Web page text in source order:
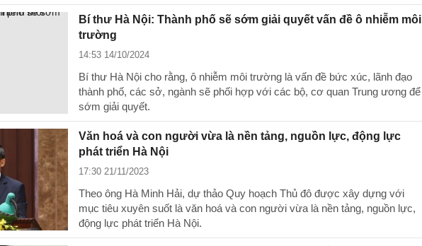
Bí thư Hà Nội: Thành phố sẽ sớm giải quyết vấn đề ô nhiễm môi
trường
14:53 14/10/2024
Bí thư Hà Nội cho rằng, ô nhiễm môi trường là vấn đề bức xúc, lãnh đạo
thành phố, các sở, ngành sẽ phối hợp với các bộ, cơ quan Trung ương để
sớm giải quyết.
Văn hoá và con người vừa là nền tảng, nguồn lực, động lực
phát triển Hà Nội
17:30 21/11/2023
Theo ông Hà Minh Hải, dự thảo Quy hoạch Thủ đô được xây dựng với
mục tiêu xuyên suốt là văn hoá và con người vừa là nền tảng, nguồn lực,
động lực phát triển Hà Nội.